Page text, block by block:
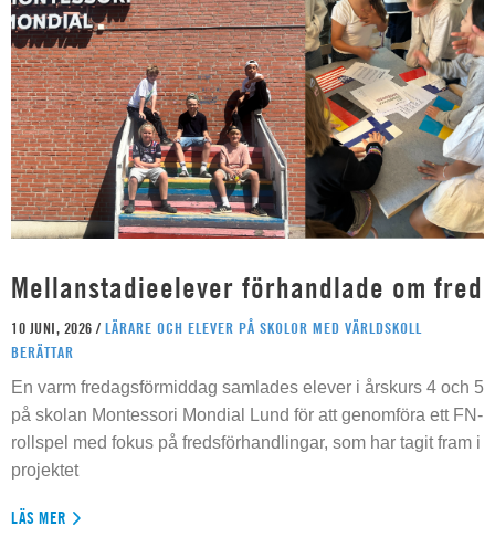
Mellanstadieelever förhandlade om fred
10 JUNI, 2026 / LÄRARE OCH ELEVER PÅ SKOLOR MED VÄRLDSKOLL
BERÄTTAR
En varm fredagsförmiddag samlades elever i årskurs 4 och 5
på skolan Montessori Mondial Lund för att genomföra ett FN-
rollspel med fokus på fredsförhandlingar, som har tagit fram i
projektet
LÄS MER